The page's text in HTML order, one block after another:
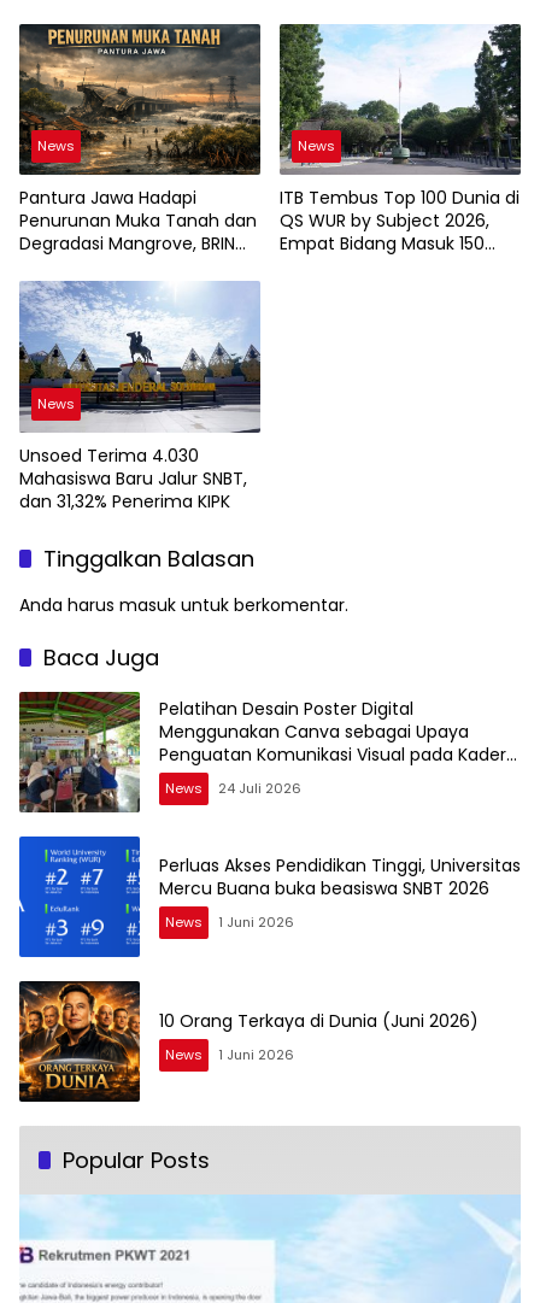
News
Pantura Jawa Hadapi
Penurunan Muka Tanah dan
Degradasi Mangrove, BRIN
Teknologi Geospasial
News
ITB Tembus Top 100 Dunia di
QS WUR by Subject 2026,
Empat Bidang Masuk 150
News
Unsoed Terima 4.030
Mahasiswa Baru Jalur SNBT,
dan 31,32% Penerima KIPK
Tinggalkan Balasan
Anda harus masuk untuk berkomentar.
Baca Juga
Pelatihan Desain Poster Digital
Menggunakan Canva sebagai Upaya
Penguatan Komunikasi Visual pada Kader
PKK Kelurahan Bambu Apus
News 24 Juli 2026
Perluas Akses Pendidikan Tinggi, Universitas
Mercu Buana buka beasiswa SNBT 2026
News 1 Juni 2026
10 Orang Terkaya di Dunia (Juni 2026)
News 1 Juni 2026
Popular Posts